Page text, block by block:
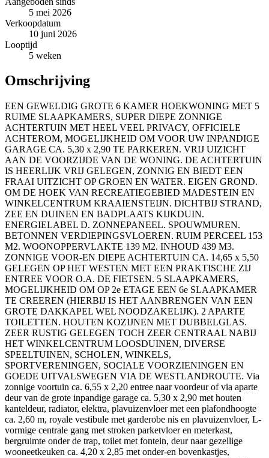
5 mei 2026
Verkoopdatum
10 juni 2026
Looptijd
5 weken
Omschrijving
EEN GEWELDIG GROTE 6 KAMER HOEKWONING MET 5
RUIME SLAAPKAMERS, SUPER DIEPE ZONNIGE
ACHTERTUIN MET HEEL VEEL PRIVACY, OFFICIELE
ACHTEROM, MOGELIJKHEID OM VOOR UW INPANDIGE
GARAGE CA. 5,30 x 2,90 TE PARKEREN. VRIJ UIZICHT
AAN DE VOORZIJDE VAN DE WONING. DE ACHTERTUIN
IS HEERLIJK VRIJ GELEGEN, ZONNIG EN BIEDT EEN
FRAAI UITZICHT OP GROEN EN WATER. EIGEN GROND.
OM DE HOEK VAN RECREATIEGEBIED MADESTEIN EN
WINKELCENTRUM KRAAIENSTEIJN. DICHTBIJ STRAND,
ZEE EN DUINEN EN BADPLAATS KIJKDUIN.
ENERGIELABEL D. ZONNEPANEEL. SPOUWMUREN.
BETONNEN VERDIEPINGSVLOEREN. RUIM PERCEEL 153
M2. WOONOPPERVLAKTE 139 M2. INHOUD 439 M3.
ZONNIGE VOOR-EN DIEPE ACHTERTUIN CA. 14,65 x 5,50
GELEGEN OP HET WESTEN MET EEN PRAKTISCHE ZIJ
ENTREE VOOR O.A. DE FIETSEN. 5 SLAAPKAMERS,
MOGELIJKHEID OM OP 2e ETAGE EEN 6e SLAAPKAMER
TE CREEREN (HIERBIJ IS HET AANBRENGEN VAN EEN
GROTE DAKKAPEL WEL NOODZAKELIJK). 2 APARTE
TOILETTEN. HOUTEN KOZIJNEN MET DUBBELGLAS.
ZEER RUSTIG GELEGEN TOCH ZEER CENTRAAL NABIJ
HET WINKELCENTRUM LOOSDUINEN, DIVERSE
SPEELTUINEN, SCHOLEN, WINKELS,
SPORTVERENINGEN, SOCIALE VOORZIENINGEN EN
GOEDE UITVALSWEGEN VIA DE WESTLANDROUTE. Via
zonnige voortuin ca. 6,55 x 2,20 entree naar voordeur of via aparte
deur van de grote inpandige garage ca. 5,30 x 2,90 met houten
kanteldeur, radiator, elektra, plavuizenvloer met een plafondhoogte
ca. 2,60 m, royale vestibule met garderobe nis en plavuizenvloer, L-
vormige centrale gang met stroken parketvloer en meterkast,
bergruimte onder de trap, toilet met fontein, deur naar gezellige
wooneetkeuken ca. 4,20 x 2,85 met onder-en bovenkastjes,